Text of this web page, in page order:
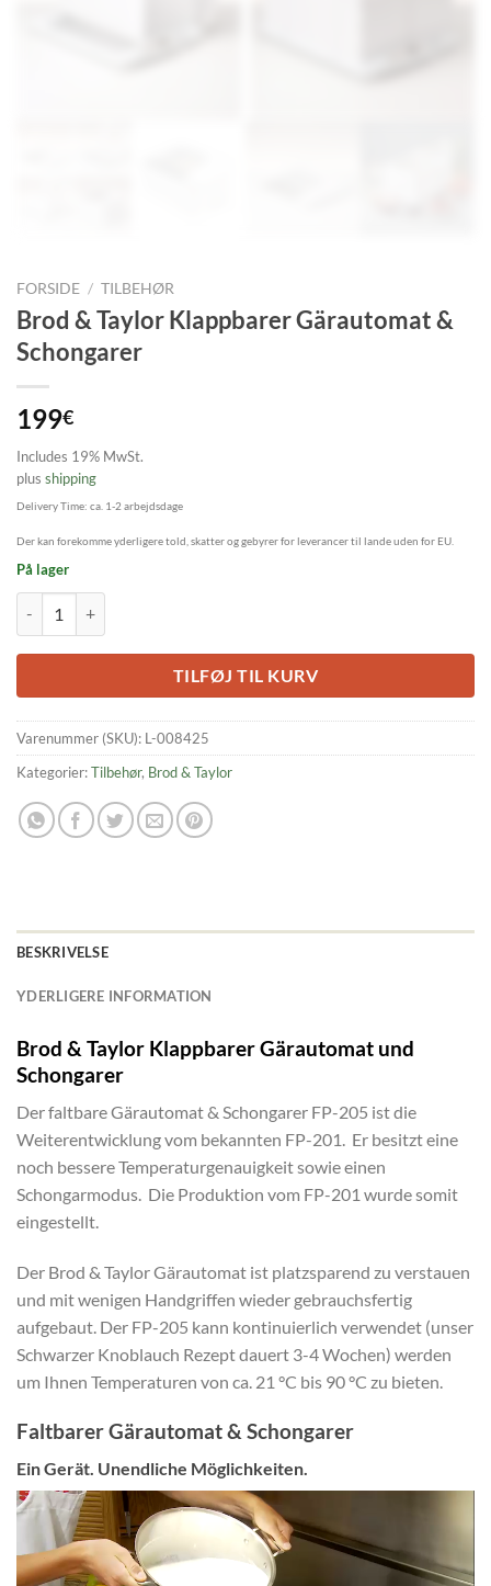
FORSIDE / TILBEHØR
Brod & Taylor Klappbarer Gärautomat &
Schongarer
199€
Includes 19% MwSt.
plus shipping
Delivery Time: ca. 1-2 arbejdsdage
Der kan forekomme yderligere told, skatter og gebyrer for leverancer til lande uden for EU.
På lager
TILFØJ TIL KURV
Varenummer (SKU): L-008425
Kategorier:Tilbehør, Brod & Taylor
BESKRIVELSE
YDERLIGERE INFORMATION
Brod & Taylor Klappbarer Gärautomat und
Schongarer
Der faltbare Gärautomat & Schongarer FP-205 ist die
Weiterentwicklung vom bekannten FP-201. Er besitzt eine
noch bessere Temperaturgenauigkeit sowie einen
Schongarmodus. Die Produktion vom FP-201 wurde somit
eingestellt.
Der Brod & Taylor Gärautomat ist platzsparend zu verstauen
und mit wenigen Handgriffen wieder gebrauchsfertig
aufgebaut. Der FP-205 kann kontinuierlich verwendet (unser
Schwarzer Knoblauch Rezept dauert 3-4 Wochen) werden
um Ihnen Temperaturen von ca. 21 °C bis 90 °C zu bieten.
Faltbarer Gärautomat & Schongarer
Ein Gerät. Unendliche Möglichkeiten.